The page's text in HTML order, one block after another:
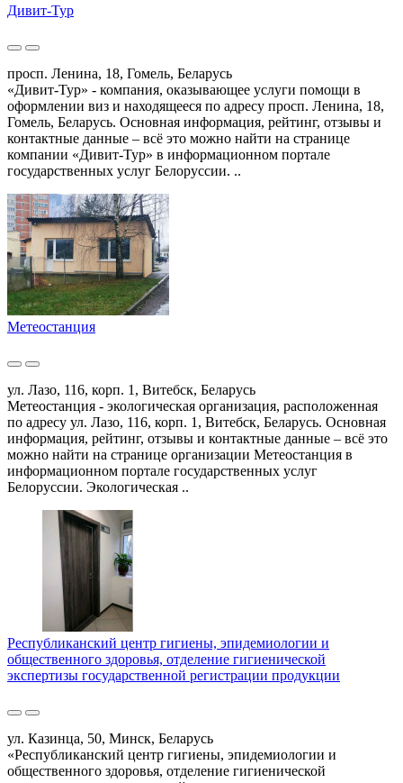
Дивит-Тур
просп. Ленина, 18, Гомель, Беларусь
«Дивит-Тур» - компания, оказывающее услуги помощи в
оформлении виз и находящееся по адресу просп. Ленина, 18,
Гомель, Беларусь. Основная информация, рейтинг, отзывы и
контактные данные – всё это можно найти на странице
компании «Дивит-Тур» в информационном портале
государственных услуг Белоруссии. ..
Метеостанция
ул. Лазо, 116, корп. 1, Витебск, Беларусь
Метеостанция - экологическая организация, расположенная
по адресу ул. Лазо, 116, корп. 1, Витебск, Беларусь. Основная
информация, рейтинг, отзывы и контактные данные – всё это
можно найти на странице организации Метеостанция в
информационном портале государственных услуг
Белоруссии. Экологическая ..
Республиканский центр гигиены, эпидемиологии и
общественного здоровья, отделение гигиенической
экспертизы государственной регистрации продукции
ул. Казинца, 50, Минск, Беларусь
«Республиканский центр гигиены, эпидемиологии и
общественного здоровья, отделение гигиенической